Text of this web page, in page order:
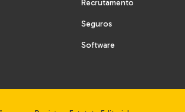
Recrutamento
Seguros
Software